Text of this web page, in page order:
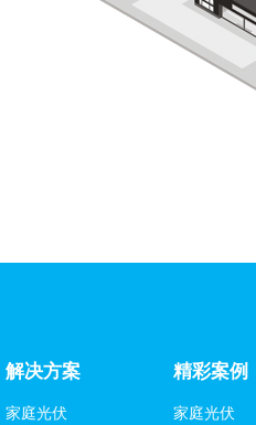
解决方案
家庭光伏
精彩案例
家庭光伏